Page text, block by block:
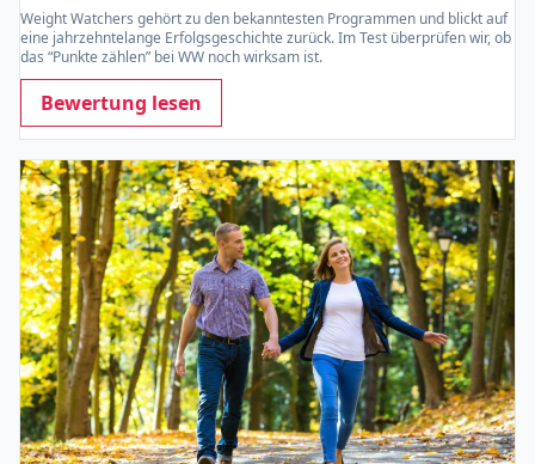
Weight Watchers gehört zu den bekanntesten Programmen und blickt auf
eine jahrzehntelange Erfolgsgeschichte zurück. Im Test überprüfen wir, ob
das “Punkte zählen” bei WW noch wirksam ist.
Bewertung lesen